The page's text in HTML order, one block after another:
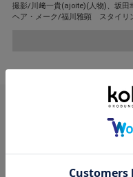
撮影/川﨑一貴(ajoite)(人物)、坂
ヘア・メーク/福川雅顕 スタイ
VERY STORE
ALEGRE